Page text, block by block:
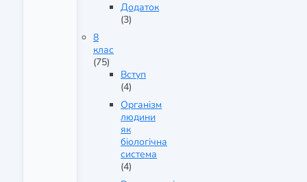
Додаток
(3)
8
клас
(75)
Вступ
(4)
Організм
людини
як
біологічна
система
(4)